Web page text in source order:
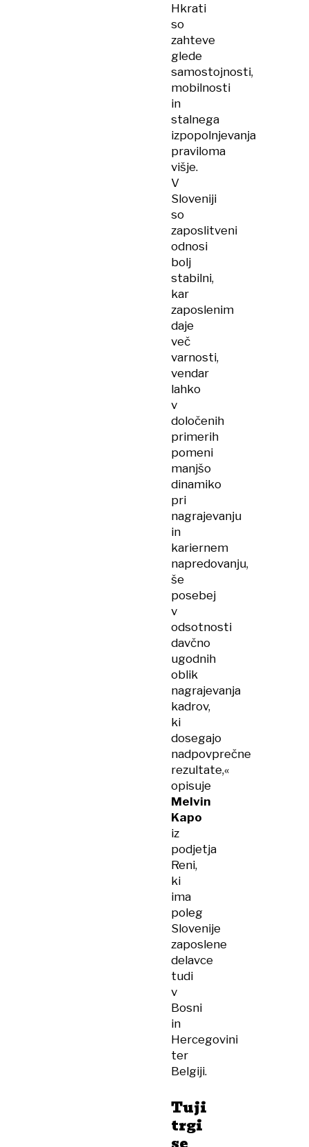
Hkrati
so
zahteve
glede
samostojnosti,
mobilnosti
in
stalnega
izpopolnjevanja
praviloma
višje.
V
Sloveniji
so
zaposlitveni
odnosi
bolj
stabilni,
kar
zaposlenim
daje
več
varnosti,
vendar
lahko
v
določenih
primerih
pomeni
manjšo
dinamiko
pri
nagrajevanju
in
kariernem
napredovanju,
še
posebej
v
odsotnosti
davčno
ugodnih
oblik
nagrajevanja
kadrov,
ki
dosegajo
nadpovprečne
rezultate,«
opisuje
Melvin
Kapo
iz
podjetja
Reni,
ki
ima
poleg
Slovenije
zaposlene
delavce
tudi
v
Bosni
in
Hercegovini
ter
Belgiji.
Tuji
trgi